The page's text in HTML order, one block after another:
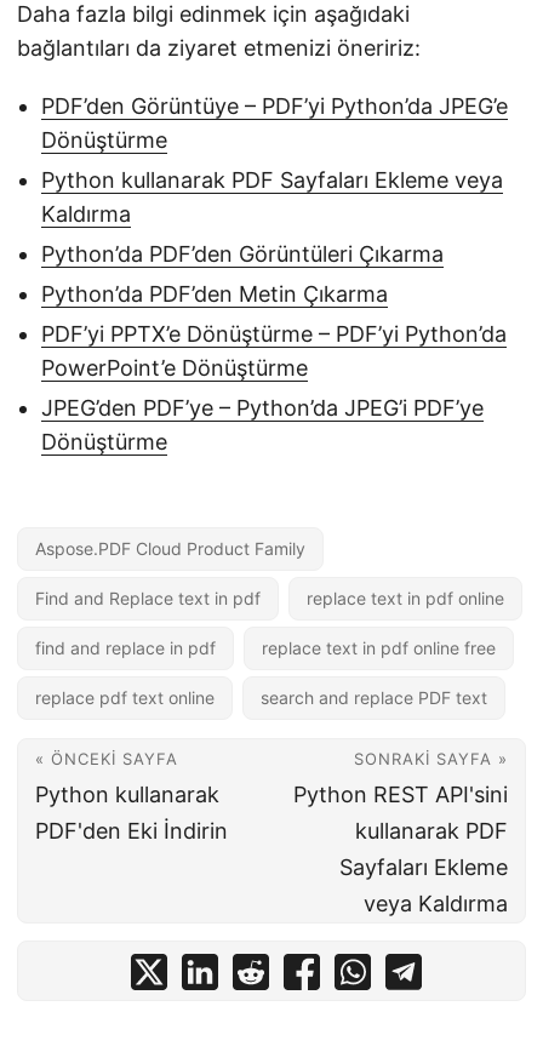
Daha fazla bilgi edinmek için aşağıdaki
bağlantıları da ziyaret etmenizi öneririz:
PDF’den Görüntüye – PDF’yi Python’da JPEG’e
Dönüştürme
Python kullanarak PDF Sayfaları Ekleme veya
Kaldırma
Python’da PDF’den Görüntüleri Çıkarma
Python’da PDF’den Metin Çıkarma
PDF’yi PPTX’e Dönüştürme – PDF’yi Python’da
PowerPoint’e Dönüştürme
JPEG’den PDF’ye – Python’da JPEG’i PDF’ye
Dönüştürme
Aspose.PDF Cloud Product Family
Find and Replace text in pdf replace text in pdf online
find and replace in pdf replace text in pdf online free
replace pdf text online search and replace PDF text
« ÖNCEKI SAYFA
Python kullanarak
PDF'den Eki İndirin
SONRAKI SAYFA »
Python REST API'sini
kullanarak PDF
Sayfaları Ekleme
veya Kaldırma